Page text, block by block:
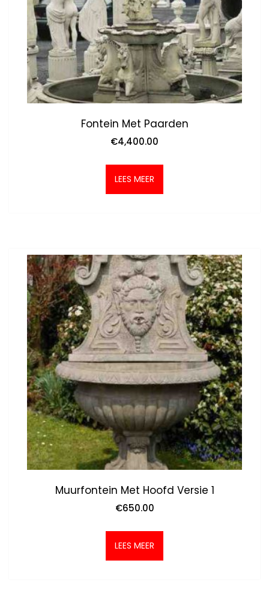
Fontein Met Paarden
€4,400.00
LEES MEER
Muurfontein Met Hoofd Versie 1
€650.00
LEES MEER